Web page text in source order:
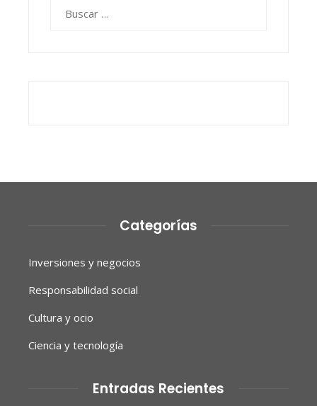
Categorías
Inversiones y negocios
Responsabilidad social
Cultura y ocio
Ciencia y tecnología
Entradas Recientes